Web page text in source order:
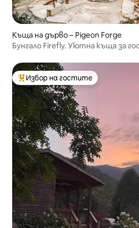
Къща на дърво – Pigeon Forge
Бунгало Firefly. Уютна къща за
Най-популярен избор на гостите
Избор на гостите